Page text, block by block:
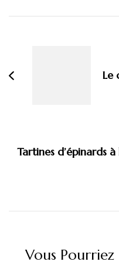
Le
Tartines d’épinards
Vous Pourriez